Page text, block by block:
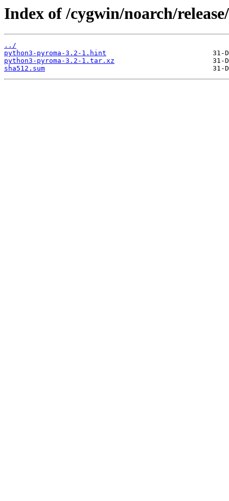
Index of /cygwin/noarch/
../
python3-pyroma-3.2-1.hint
python3-pyroma-3.2-1.tar.xz
sha512.sum